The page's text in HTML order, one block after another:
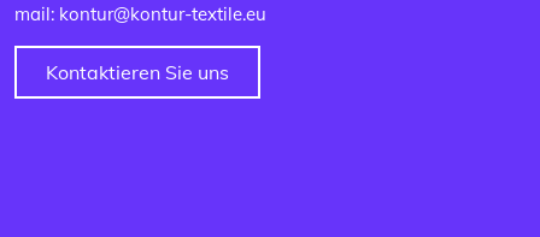
mail: kontur@kontur-textile.eu
Kontaktieren Sie uns